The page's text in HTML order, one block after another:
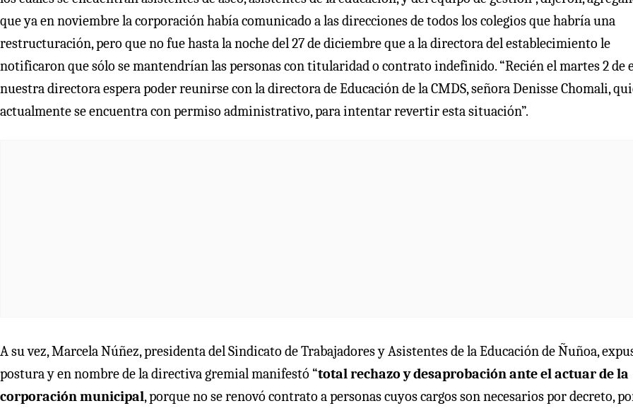
que ya en noviembre la corporación había comunicado a las direcciones de todos los colegios que habría una
restructuración, pero que no fue hasta la noche del 27 de diciembre que a la directora del establecimiento le
notificaron que sólo se mantendrían las personas con titularidad o contrato indefinido. “Recién el martes 2 de
nuestra directora espera poder reunirse con la directora de Educación de la CMDS, señora Denisse Chomali,
actualmente se encuentra con permiso administrativo, para intentar revertir esta situación”.
A su vez, Marcela Núñez, presidenta del Sindicato de Trabajadores y Asistentes de la Educación de Ñuñoa,
postura y en nombre de la directiva gremial manifestó “total rechazo y desaprobación ante el actuar de la
corporación municipal, porque no se renovó contrato a personas cuyos cargos son necesarios por decreto,